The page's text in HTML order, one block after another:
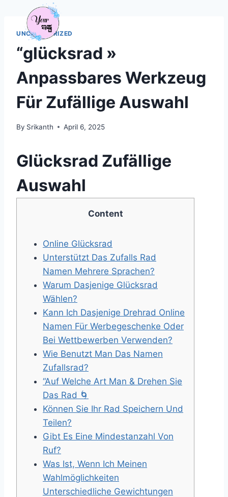
UNCATEGORIZED
“glücksrad »
Anpassbares Werkzeug
Für Zufällige Auswahl
By Srikanth April 6, 2025
Glücksrad Zufällige
Auswahl
Content
Online Glücksrad
Unterstützt Das Zufalls Rad
Namen Mehrere Sprachen?
Warum Dasjenige Glücksrad
Wählen?
Kann Ich Dasjenige Drehrad Online
Namen Für Werbegeschenke Oder
Bei Wettbewerben Verwenden?
Wie Benutzt Man Das Namen
Zufallsrad?
“Auf Welche Art Man & Drehen Sie
Das Rad 🌀
Können Sie Ihr Rad Speichern Und
Teilen?
Gibt Es Eine Mindestanzahl Von
Ruf?
Was Ist, Wenn Ich Meinen
Wahlmöglichkeiten
Unterschiedliche Gewichtungen